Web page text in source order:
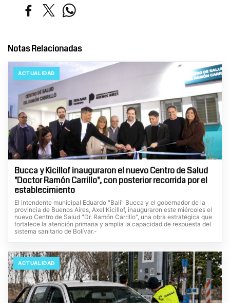
Notas Relacionadas
ACTUALIDAD
Bucca y Kicillof inauguraron el nuevo Centro de Salud
"Doctor Ramón Carrillo", con posterior recorrida por el
establecimiento
El intendente municipal Eduardo "Bali" Bucca y el gobernador de la
provincia de Buenos Aires, Axel Kicillof, inauguraron este miércoles el
nuevo Centro de Salud "Dr. Ramón Carrillo", una obra estratégica que
fortalece la atención primaria y amplía la capacidad de respuesta del
sistema sanitario de Bolívar.-
ACTUALIDAD